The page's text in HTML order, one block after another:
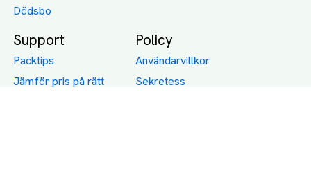
Dödsbo
Support
Packtips
Jämför pris på rätt
Policy
Användarvillkor
Sekretess